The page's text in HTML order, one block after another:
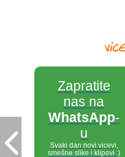
Zapratite
nas na
WhatsApp-
u
Svaki dan novi vicevi,
smešne slike i klipovi :)